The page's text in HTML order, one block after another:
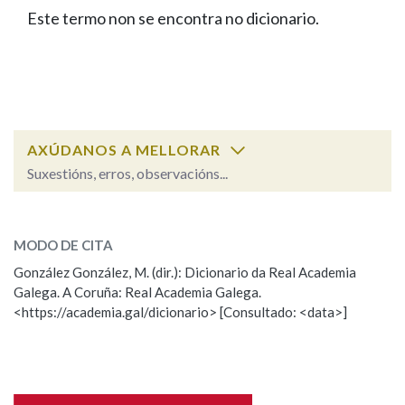
FIGURAS HOMENAXEADAS
PORTAL DAS PALABRAS
Facebook
TwitterYoutubeInstagram
Bluesky
BUSCAR NOS LEMAS
Remata por
BUSCAR NO CONTIDO
Nas definicións
Este termo non se encontra no dicionario.
AXÚDANOS A MELLORAR
Suxestións, erros, observacións...
Observación
Nome
MODO DE CITA
González González, M. (dir.): Dicionario da Real Academia
Galega. A Coruña: Real Academia Galega.
<https://academia.gal/dicionario> [Consultado: <data>]